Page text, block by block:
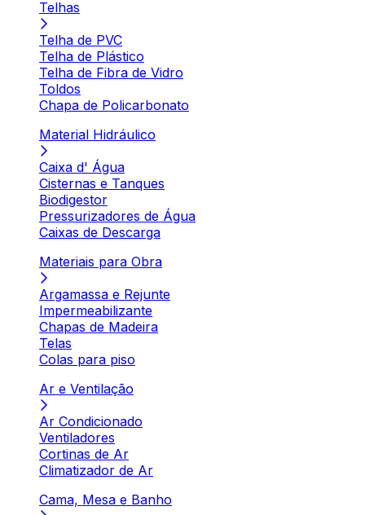
Telhas
Telha de PVC
Telha de Plástico
Telha de Fibra de Vidro
Toldos
Chapa de Policarbonato
Material Hidráulico
Caixa d' Água
Cisternas e Tanques
Biodigestor
Pressurizadores de Água
Caixas de Descarga
Materiais para Obra
Argamassa e Rejunte
Impermeabilizante
Chapas de Madeira
Telas
Colas para piso
Ar e Ventilação
Ar Condicionado
Ventiladores
Cortinas de Ar
Climatizador de Ar
Cama, Mesa e Banho